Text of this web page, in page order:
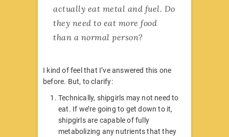
actually eat metal and fuel. Do
they need to eat more food
than a normal person?
I kind of feel that I’ve answered this one
before. But, to clarify:
Technically, shipgirls may not need to
eat. If we’re going to get down to it,
shipgirls are capable of fully
metabolizing any nutrients that they